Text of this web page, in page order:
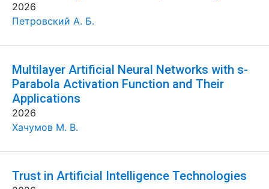
2026
Петровский А. Б.
Multilayer Artificial Neural Networks with s-
Parabola Activation Function and Their
Applications
2026
Хачумов М. В.
Trust in Artificial Intelligence Technologies